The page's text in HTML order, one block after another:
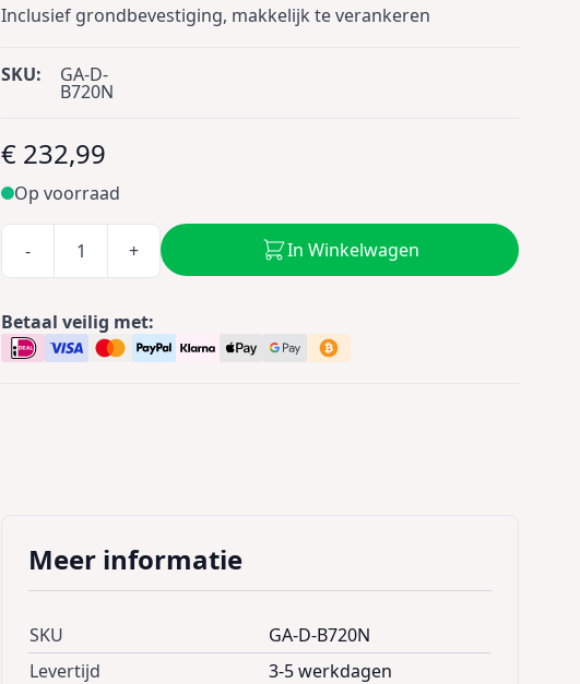
Inclusief grondbevestiging, makkelijk te verankeren
SKU: GA-D-
B720N
€ 232,99
Op voorraad
- + In Winkelwagen
Betaal veilig met:
Meer informatie
SKU
GA-D-B720N
Levertijd
3-5 werkdagen